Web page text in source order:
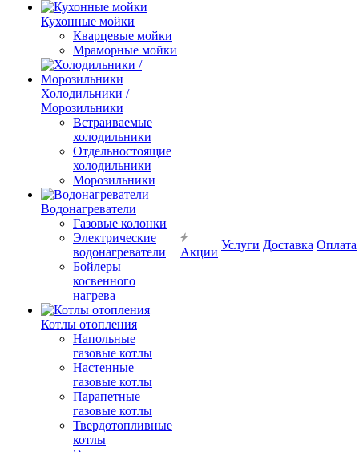
Кухонные мойки
Кварцевые мойки
Мраморные мойки
Холодильники /
Морозильники
Встраиваемые
холодильники
Отдельностоящие
холодильники
Морозильники
Водонагреватели
Газовые колонки
Электрические
водонагреватели
Бойлеры
косвенного
нагрева
Котлы отопления
Напольные
газовые котлы
Настенные
газовые котлы
Парапетные
газовые котлы
Твердотопливные
котлы
Акции
Услуги Доставка Оплата